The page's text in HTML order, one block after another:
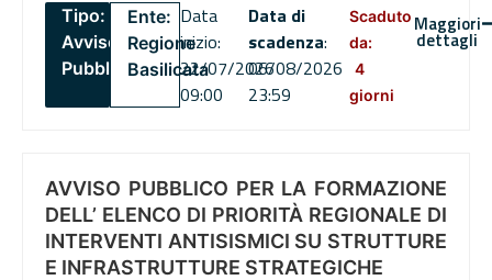
Tipo:
Avviso
Pubblico
Ente:
Regione
Basilicata
Data
inizio:
22/07/2026
09:00
Data di
scadenza:
06/08/2026
23:59
Scaduto
da:
4
giorni
Maggiori
dettagli
AVVISO PUBBLICO PER LA FORMAZIONE
DELL’ ELENCO DI PRIORITÀ REGIONALE DI
INTERVENTI ANTISISMICI SU STRUTTURE
E INFRASTRUTTURE STRATEGICHE